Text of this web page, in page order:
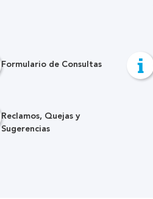
Formulario de Consultas
Reclamos, Quejas y
Sugerencias